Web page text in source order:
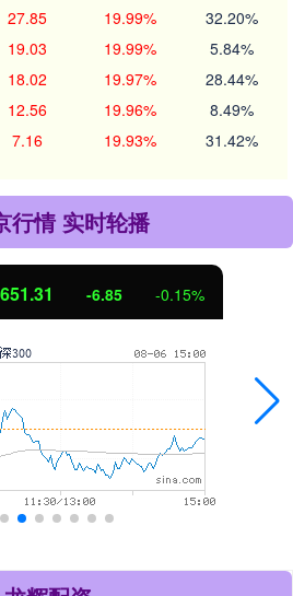
27.85 19.99% 32.20%
19.03 19.99% 5.84%
18.02 19.97% 28.44%
12.56 19.96% 8.49%
7.16 19.93% 31.42%
行情 实时轮播
-6.85 -0.15%